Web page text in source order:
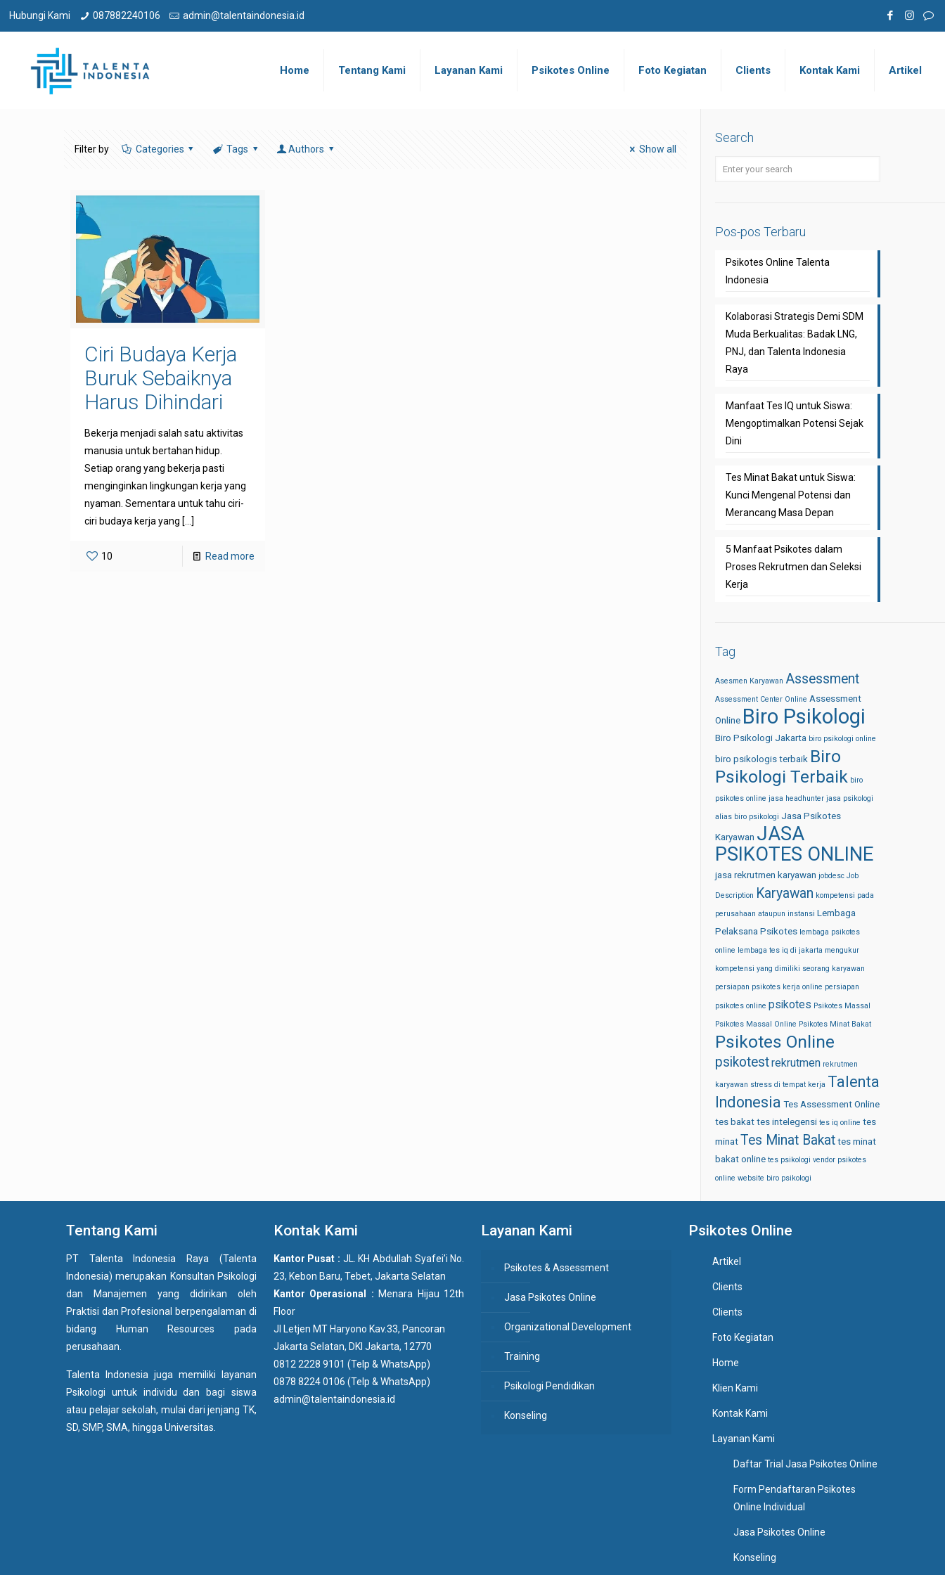
Hubungi Kami 087882240106 admin@talentaindonesia.id
Home Tentang Kami Layanan Kami Psikotes Online Foto Kegiatan Clients Kontak Kami Artikel
Filter by Categories Tags Authors Show all
Ciri Budaya Kerja
Buruk Sebaiknya
Harus Dihindari
Bekerja menjadi salah satu aktivitas
manusia untuk bertahan hidup.
Setiap orang yang bekerja pasti
menginginkan lingkungan kerja yang
nyaman. Sementara untuk tahu ciri-
ciri budaya kerja yang […]
10 Read more
Search
Pos-pos Terbaru
Psikotes Online Talenta
Indonesia
Kolaborasi Strategis Demi SDM
Muda Berkualitas: Badak LNG,
PNJ, dan Talenta Indonesia
Raya
Manfaat Tes IQ untuk Siswa:
Mengoptimalkan Potensi Sejak
Dini
Tes Minat Bakat untuk Siswa:
Kunci Mengenal Potensi dan
Merancang Masa Depan
5 Manfaat Psikotes dalam
Proses Rekrutmen dan Seleksi
Kerja
Tag
Asesmen Karyawan Assessment
Assessment Center Online Assessment
Online Biro Psikologi
Biro Psikologi Jakarta biro psikologi online
biro psikologis terbaik Biro
Psikologi Terbaik biro
psikotes online jasa headhunter jasa psikologi
alias biro psikologi Jasa Psikotes
Karyawan JASA
PSIKOTES ONLINE
jasa rekrutmen karyawan jobdesc Job
Description Karyawan kompetensi pada
perusahaan ataupun instansi Lembaga
Pelaksana Psikotes lembaga psikotes
online lembaga tes iq di jakarta mengukur
kompetensi yang dimiliki seorang karyawan
persiapan psikotes kerja online persiapan
psikotes online psikotes Psikotes Massal
Psikotes Massal Online Psikotes Minat Bakat
Psikotes Online
psikotestrekrutmen rekrutmen
karyawan stress di tempat kerja Talenta
Indonesia Tes Assessment Online
tes bakat tes intelegensi tes iq online tes
minat Tes Minat Bakat tes minat
bakat online tes psikologi vendor psikotes
online website biro psikologi
Tentang Kami
PT Talenta Indonesia Raya (Talenta
Indonesia) merupakan Konsultan Psikologi
dan Manajemen yang didirikan oleh
Praktisi dan Profesional berpengalaman di
bidang Human Resources pada
perusahaan.
Talenta Indonesia juga memiliki layanan
Psikologi untuk individu dan bagi siswa
atau pelajar sekolah, mulai dari jenjang TK,
SD, SMP, SMA, hingga Universitas.
Kontak Kami
Kantor Pusat : JL. KH Abdullah Syafei’i No.
23, Kebon Baru, Tebet, Jakarta Selatan
Kantor Operasional : Menara Hijau 12th
Floor
Jl Letjen MT Haryono Kav.33, Pancoran
Jakarta Selatan, DKI Jakarta, 12770
0812 2228 9101 (Telp & WhatsApp)
0878 8224 0106 (Telp & WhatsApp)
admin@talentaindonesia.id
Layanan Kami
Psikotes & Assessment
Jasa Psikotes Online
Organizational Development
Training
Psikologi Pendidikan
Konseling
Psikotes Online
Artikel
Clients
Clients
Foto Kegiatan
Home
Klien Kami
Kontak Kami
Layanan Kami
Daftar Trial Jasa Psikotes Online
Form Pendaftaran Psikotes
Online Individual
Jasa Psikotes Online
Konseling